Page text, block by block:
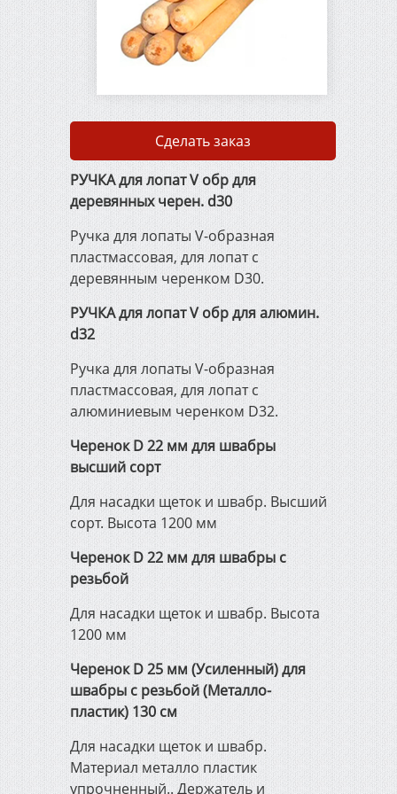
Сварочные электроды
Сварочная проволока
ГОСТ 2246-70
Упаковочная
металлическая лента
Металлорежущий и
деревообрабатывающий
инструмент
инструмент
Инженерная сантехника,
отопление и канализация
Электрика и освещение
Строительно-садовый
инвентарь
Электроинструмент
Измерительный и ручной
инструмент
Сварочное оборудование
Сделать заказ
РУЧКА для лопат V обр для
деревянных черен. d30
Ручка для лопаты V-образная
пластмассовая, для лопат с
деревянным черенком D30.
РУЧКА для лопат V обр для алюмин.
d32
Ручка для лопаты V-образная
пластмассовая, для лопат с
алюминиевым черенком D32.
Черенок D 22 мм для швабры
высший сорт
Для насадки щеток и швабр. Высший
сорт. Высота 1200 мм
Черенок D 22 мм для швабры с
резьбой
Для насадки щеток и швабр. Высота
1200 мм
Черенок D 25 мм (Усиленный) для
швабры с резьбой (Металло-
пластик) 130 см
Для насадки щеток и швабр.
Материал металло пластик
упрочненный.. Держатель и